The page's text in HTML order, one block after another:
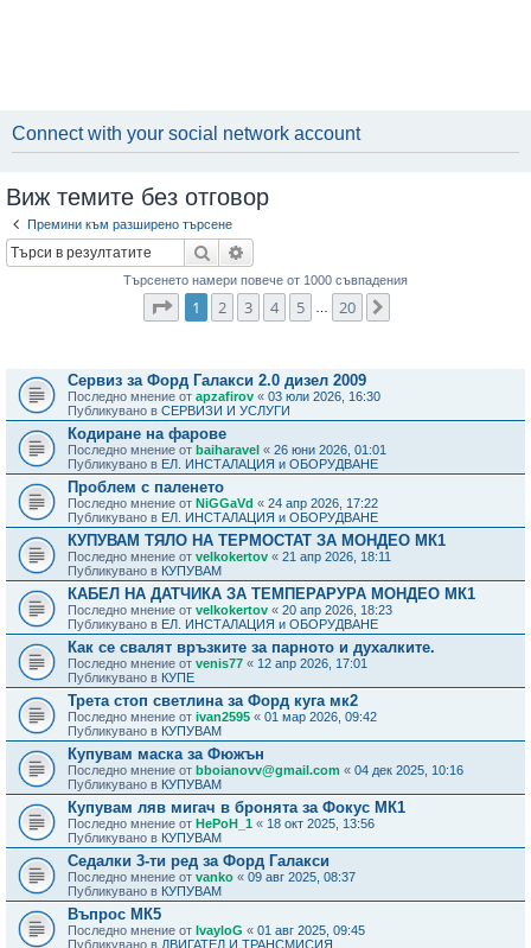
Connect with your social network account
Виж темите без отговор
Премини към разширено търсене
Търсене
Търсенето намери повече от 1000 съвпадения
Страница1 от
1 2 3 4 5 20
Сервиз за Форд Галакси 2.0 дизел 2009
Последно мнение от apzafirov « 03 юли 2026, 16:30
Публикувано в СЕРВИЗИ И УСЛУГИ
Кодиране на фарове
Последно мнение от baiharavel « 26 юни 2026, 01:01
Публикувано в ЕЛ. ИНСТАЛАЦИЯ и ОБОРУДВАНЕ
Проблем с паленето
Последно мнение от NiGGaVd « 24 апр 2026, 17:22
Публикувано в ЕЛ. ИНСТАЛАЦИЯ и ОБОРУДВАНЕ
КУПУВАМ ТЯЛО НА ТЕРМОСТАТ ЗА МОНДЕО МК1
Последно мнение от velkokertov « 21 апр 2026, 18:11
Публикувано в КУПУВАМ
КАБЕЛ НА ДАТЧИКА ЗА ТЕМПЕРАРУРА МОНДЕО МК1
Последно мнение от velkokertov « 20 апр 2026, 18:23
Публикувано в ЕЛ. ИНСТАЛАЦИЯ и ОБОРУДВАНЕ
Как се свалят връзките за парното и духалките.
Последно мнение от venis77 « 12 апр 2026, 17:01
Публикувано в КУПЕ
Трета стоп светлина за Форд куга мк2
Последно мнение от ivan2595 « 01 мар 2026, 09:42
Публикувано в КУПУВАМ
Купувам маска за Фюжън
Последно мнение от bboianovv@gmail.com « 04 дек 2025, 10:16
Публикувано в КУПУВАМ
Купувам ляв мигач в бронята за Фокус МК1
Последно мнение от HePoH_1 « 18 окт 2025, 13:56
Публикувано в КУПУВАМ
Седалки 3-ти ред за Форд Галакси
Последно мнение от vanko « 09 авг 2025, 08:37
Публикувано в КУПУВАМ
Въпрос МК5
Последно мнение от IvayloG « 01 авг 2025, 09:45
Публикувано в ДВИГАТЕЛ И ТРАНСМИСИЯ